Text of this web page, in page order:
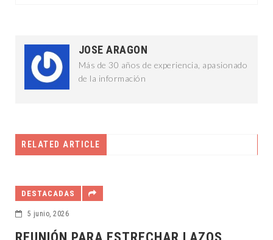
JOSE ARAGON
Más de 30 años de experiencia, apasionado
de la información
RELATED ARTICLE